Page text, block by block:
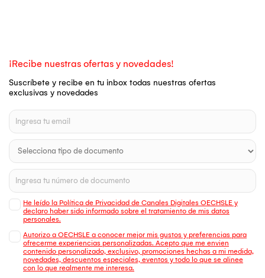
¡Recibe nuestras ofertas y novedades!
Suscríbete y recibe en tu inbox todas nuestras ofertas
exclusivas y novedades
He leído la Política de Privacidad de Canales Digitales OECHSLE y
declaro haber sido informado sobre el tratamiento de mis datos
personales.
Autorizo a OECHSLE a conocer mejor mis gustos y preferencias para
ofrecerme experiencias personalizadas. Acepto que me envien
contenido personalizado, exclusivo, promociones hechas a mi medida,
novedades, descuentos especiales, eventos y todo lo que se alinee
con lo que realmente me interesa.